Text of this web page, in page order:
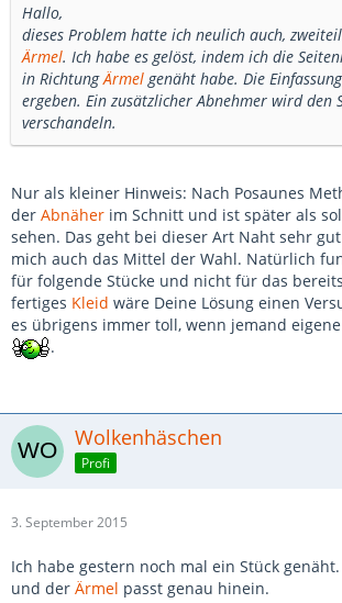
Hallo,
dieses Problem hatte ich neulich auch,
Ärmel. Ich habe es gelöst, indem ich die
in RichtungÄrmel genäht habe. Die
ergeben. Ein zusätzlicher Abnehmer wird den
verschandeln.
Nur als kleiner Hinweis: Nach Posaunes
der Abnäher im Schnitt und ist später als
sehen. Das geht bei dieser Art Naht sehr
mich auch das Mittel der Wahl. Natürlich
für folgende Stücke und nicht für das
fertiges Kleid wäre Deine Lösung einen
es übrigens immer toll, wenn jemand
.
Wolkenhäschen
Profi
3. September 2015
Ich habe gestern noch mal ein Stück
und der Ärmel passt genau hinein.